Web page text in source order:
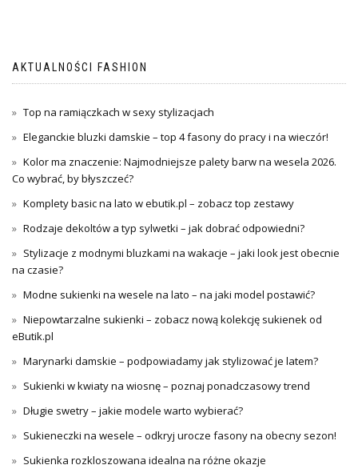
AKTUALNOŚCI FASHION
Top na ramiączkach w sexy stylizacjach
Eleganckie bluzki damskie – top 4 fasony do pracy i na wieczór!
Kolor ma znaczenie: Najmodniejsze palety barw na wesela 2026.
Co wybrać, by błyszczeć?
Komplety basic na lato w ebutik.pl – zobacz top zestawy
Rodzaje dekoltów a typ sylwetki – jak dobrać odpowiedni?
Stylizacje z modnymi bluzkami na wakacje – jaki look jest obecnie
na czasie?
Modne sukienki na wesele na lato – na jaki model postawić?
Niepowtarzalne sukienki – zobacz nową kolekcję sukienek od
eButik.pl
Marynarki damskie – podpowiadamy jak stylizować je latem?
Sukienki w kwiaty na wiosnę – poznaj ponadczasowy trend
Długie swetry – jakie modele warto wybierać?
Sukieneczki na wesele – odkryj urocze fasony na obecny sezon!
Sukienka rozkloszowana idealna na różne okazje